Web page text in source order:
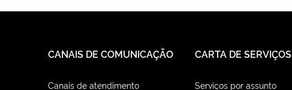
CANAIS DE COMUNICAÇÃO
Canais de atendimento
CARTA DE SERVIÇOS
Serviços por assunto